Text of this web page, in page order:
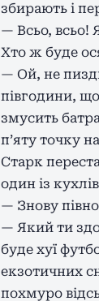
збирають і
— Всьо, всьо!
Хто ж буде
— Ой, не
півгодини,
змусить
пʼяту точку
Старк
один із
— Знову
— Який ти
буде хуї
екзотичних
похмуро